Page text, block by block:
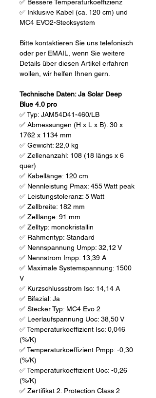
✅ Bessere Temperaturkoeffizienz
✅ Inklusive Kabel (ca. 120 cm) und
MC4 EVO2-Stecksystem
Bitte kontaktieren Sie uns telefonisch
oder per EMAIL, wenn Sie weitere
Details über diesen Artikel erfahren
wollen, wir helfen Ihnen gern.
Technische Daten: Ja Solar Deep
Blue 4.0 pro
✅ Typ: JAM54D41-460/LB
✅ Abmessungen (H x L x B): 30 x
1762 x 1134 mm
✅ Gewicht: 22,0 kg
✅ Zellenanzahl: 108 (18 längs x 6
quer)
✅ Kabellänge: 120 cm
✅ Nennleistung Pmax: 455 Watt peak
✅ Leistungstoleranz: 5 Watt
✅ Zellbreite: 182 mm
✅ Zelllänge: 91 mm
✅ Zelltyp: monokristallin
✅ Rahmentyp: Standard
✅ Nennspannung Umpp: 32,12 V
✅ Nennstrom Impp: 13,39 A
✅ Maximale Systemspannung: 1500
V
✅ Kurzschlussstrom Isc: 14,14 A
✅ Bifazial: Ja
✅ Stecker Typ: MC4 Evo 2
✅ Leerlaufspannung Uoc: 38,50 V
✅ Temperaturkoeffizient Isc: 0,046
(%/K)
✅ Temperaturkoeffizient Pmpp: -0,30
(%/K)
✅ Temperaturkoeffizient Uoc: -0,26
(%/K)
✅ Zertifikat 2: Protection Class 2